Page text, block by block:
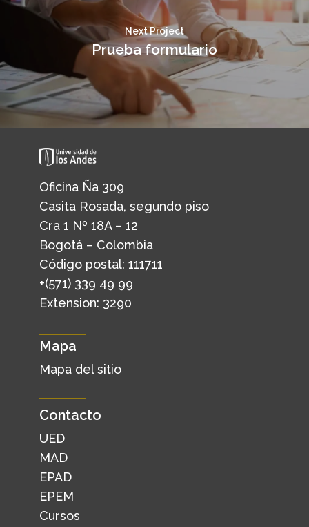
Next Project
Prueba formulario
Oficina Ña 309
Casita Rosada, segundo piso
Cra 1 Nº 18A – 12
Bogotá – Colombia
Código postal: 111711
+(571) 339 49 99
Extension: 3290
Mapa
Mapa del sitio
Contacto
UED
MAD
EPAD
EPEM
Cursos